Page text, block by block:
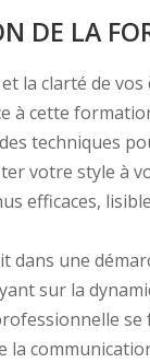
DE LA
la clarté de vos
à cette
techniques
votre style à
efficaces,
dans une
sur la
se
la